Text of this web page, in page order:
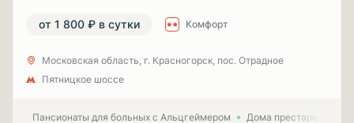
от 1 800 ₽ в сутки Комфорт
Московская область, г. Красногорск, пос. Отрадное
Пятницкое шоссе
Пансионаты для больных с Альцгеймером Дома престарелых